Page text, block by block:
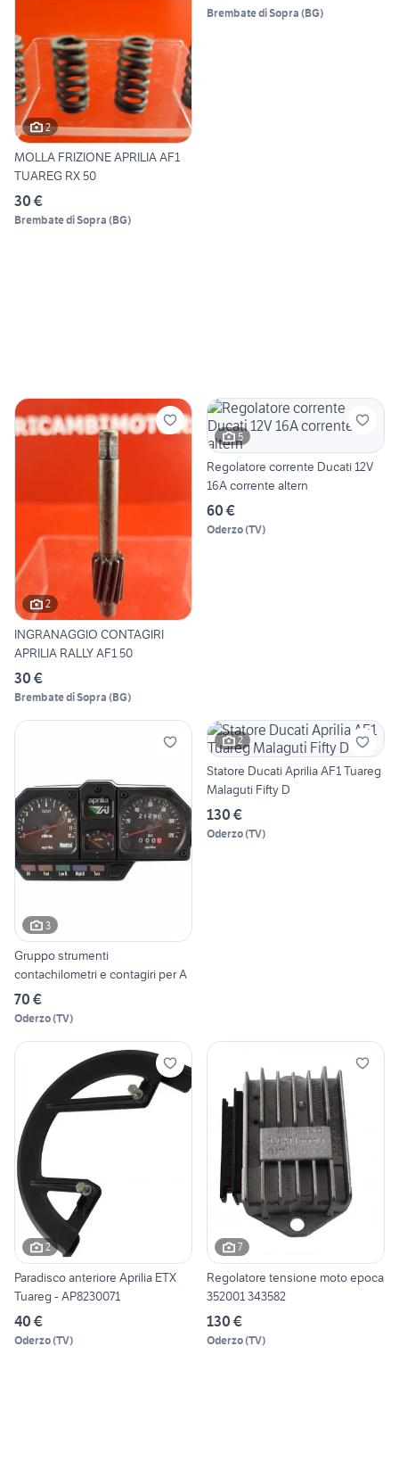
2
MOLLA FRIZIONE APRILIA AF1
TUAREG RX 50
30 €
Brembate di Sopra (BG)
Brembate di Sopra (BG)
2
INGRANAGGIO CONTAGIRI
APRILIA RALLY AF1 50
30 €
Brembate di Sopra (BG)
5
Regolatore corrente Ducati 12V
16A corrente altern
60 €
Oderzo(TV)
3
Gruppo strumenti
contachilometri e contagiri per A
70 €
Oderzo(TV)
2
Statore Ducati Aprilia AF1 Tuareg
Malaguti Fifty D
130 €
Oderzo(TV)
2
Paradisco anteriore Aprilia ETX
Tuareg - AP8230071
40 €
Oderzo(TV)
7
Regolatore tensione moto epoca
352001 343582
130 €
Oderzo(TV)